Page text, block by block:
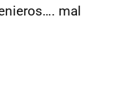
mal